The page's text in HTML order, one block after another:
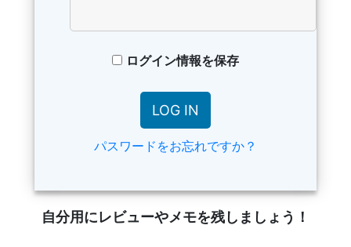
ログイン情報を保存
パスワードをお忘れですか？
自分用にレビューやメモを残しましょう！